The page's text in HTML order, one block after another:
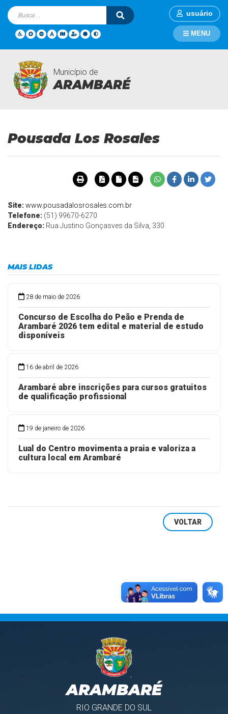
usuário
Município de
ARAMBARÉ
MENU
Turismo Página Inicial
Pousada Los Rosales
Site:www.pousadalosrosales.com.br
Telefone: (51) 99670-6270
Endereço: Rua Justino Gonçasves da Silva, 330
MAIS LIDAS
28 de maio de 2026
Concurso de Escolha do Peão e Prenda de
Arambaré 2026 tem edital e material de estudo
disponíveis
16 de abril de 2026
Arambaré abre inscrições para cursos gratuitos
de qualificação profissional
19 de janeiro de 2026
Lual do Centro movimenta a praia e valoriza a
cultura local em Arambaré
VOLTAR
ARAMBARÉ
RIO GRANDE DO SUL